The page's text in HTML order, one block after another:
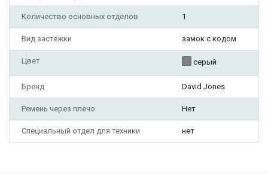
Количество основных отделов 1
Вид застежки замок с кодом
Цвет серый
Бренд David Jones
Ремень через плечо Нет
Специальный отдел для техники нет